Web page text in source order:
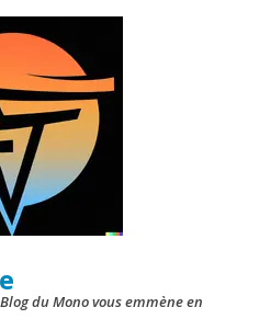
du Mono vous emmène en